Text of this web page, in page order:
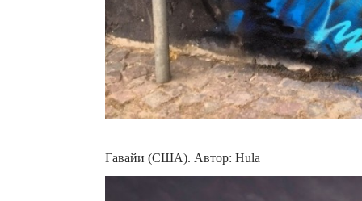
Гавайи (США). Автор: Hula